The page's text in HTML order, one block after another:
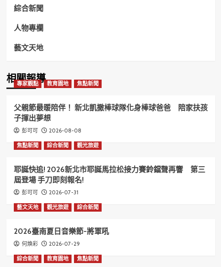
綜合新聞
人物專欄
藝文天地
相關報導
專家觀點 教育園地 焦點新聞
父親節最暖陪伴！ 新北凱撒棒球隊化身棒球爸爸 陪家扶孩
子揮出夢想
彭可可 2026-08-08
焦點新聞 綜合新聞 觀光旅遊
耶誕快追! 2026新北市耶誕馬拉松接力賽鈴鐺聲再響 第三
屆登場 手刀即刻報名!
彭可可 2026-07-31
藝文天地 觀光旅遊 綜合新聞
2026臺南夏日音樂節-將軍吼
何煥彩 2026-07-29
綜合新聞 教育園地 焦點新聞